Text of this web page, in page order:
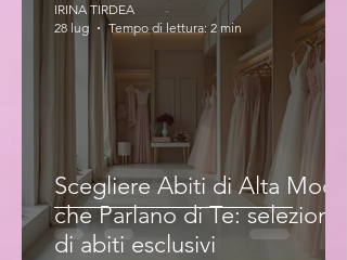
Scegliere Abiti di Alta Moda
che Parlano di Te: selezione
di abiti esclusivi
IRINA TIRDEA
28 lug
Tempo di lettura: 2 min